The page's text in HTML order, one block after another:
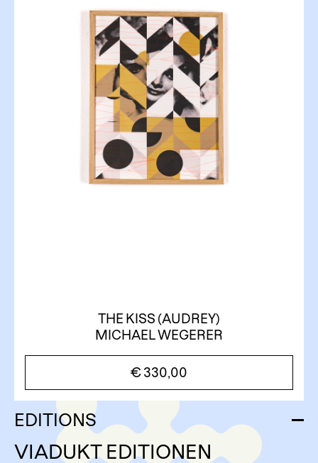
THE KISS (AUDREY)
MICHAEL WEGERER
€330,00
EDITIONS
VIADUKT EDITIONEN